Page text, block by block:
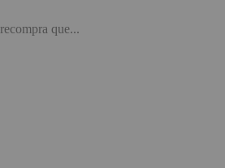
que...